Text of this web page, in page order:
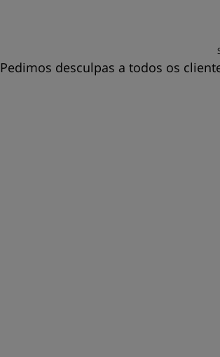
Pedimos desculpas a todos os